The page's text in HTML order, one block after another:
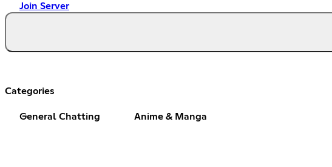
Join Server
Categories
General Chatting Anime & Manga